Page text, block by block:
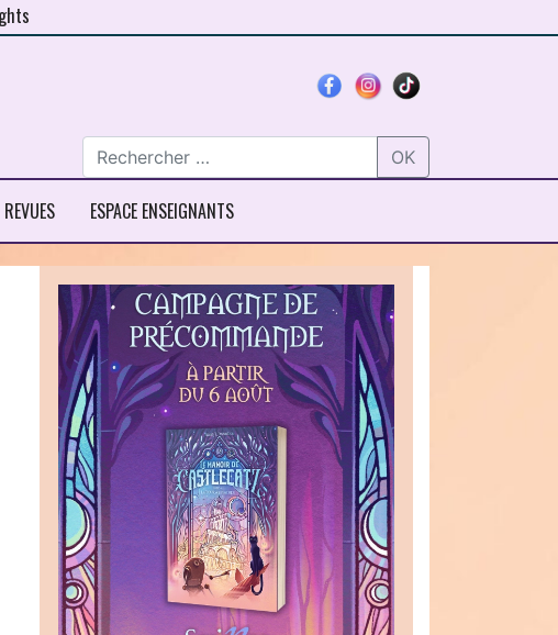
OK
ESPACE ENSEIGNANTS